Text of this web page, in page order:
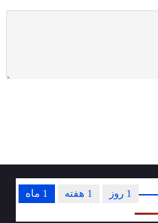
1 ماه 1 هفته 1 روز